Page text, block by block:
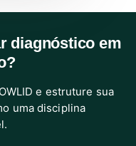
diagnóstico em
e estruture sua
uma disciplina